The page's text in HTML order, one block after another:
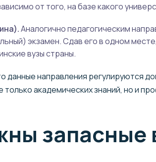
от того, на базе какого
Аналогично педагогическим
экзамен. Сдав его в одном
вузы страны.
данные направления регулируются
только академических знаний, но и
запасные